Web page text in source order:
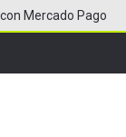
Mercado Pago